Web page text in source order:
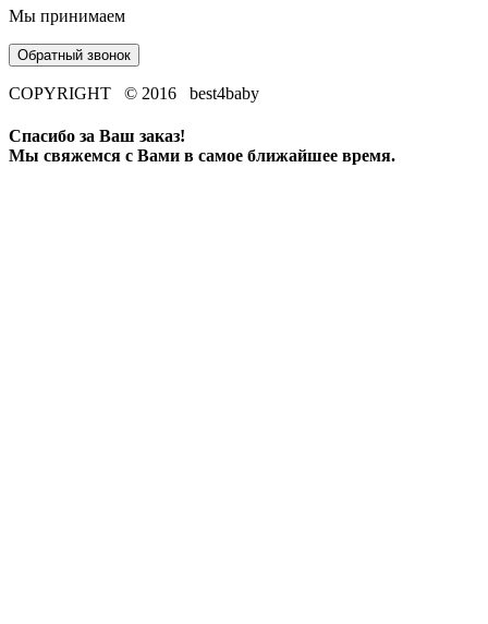
Мы принимаем
Обратный звонок
COPYRIGHT © 2016 best4baby
Спасибо за Ваш заказ!
Мы свяжемся с Вами в самое ближайшее время.